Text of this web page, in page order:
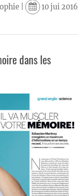
| 10 jui 2016
dans les